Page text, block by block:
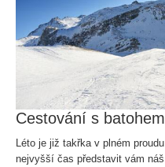
Cestování s
Léto je již takřka v plném
nejvyšší čas představit vám